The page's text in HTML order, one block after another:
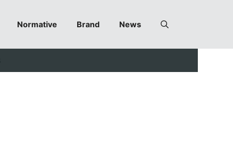
Normative Brand News